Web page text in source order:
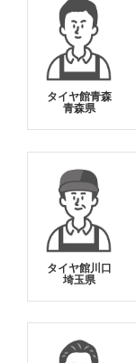
タイヤ館青森
青森県
タイヤ館川口
埼玉県